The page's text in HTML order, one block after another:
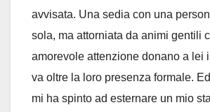
avvisata. Una sedia con una
sola, ma attorniata da animi gentili
amorevole attenzione donano a lei
va oltre la loro presenza formale.
mi ha spinto ad esternare un mio